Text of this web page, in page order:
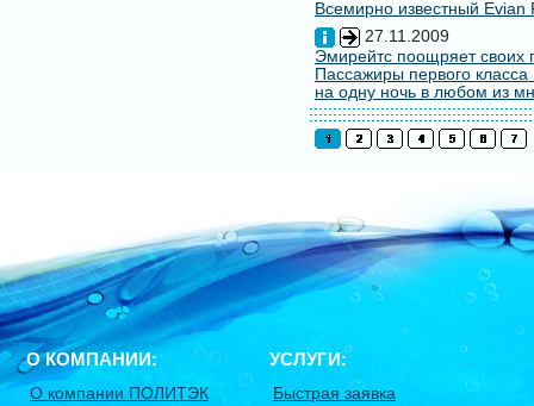
Всемирно известный
27.11.2009
Эмирейтс поощряет своих
Пассажиры первого
на одну ночь в любом из
О КОМПАНИИ:
О компании ПОЛИТЭК
УСЛУГИ:
Быстрая заявка